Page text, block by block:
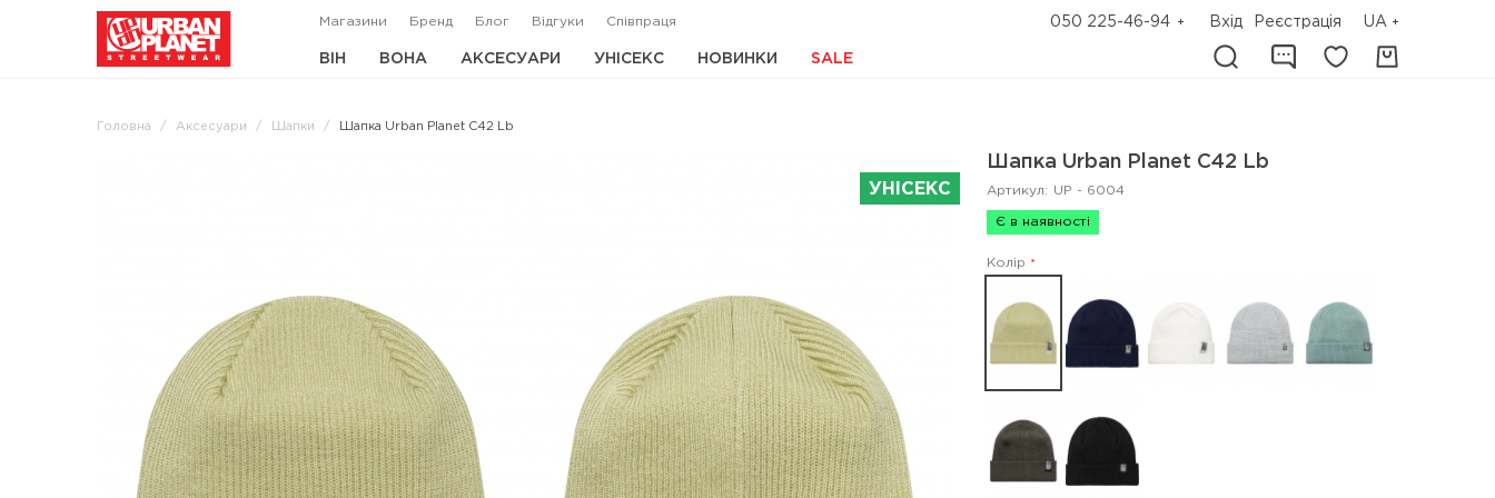
Магазини Бренд Блог Відгуки Співпраця 050 225-46-94 Вхід Реєстрація UA
ВІН ВОНА АКСЕСУАРИ УНІСЕКС НОВИНКИ SALE
Головна Аксесуари Шапки Шапка Urban Planet C42 Lb
УНІСЕКС
Шапка Urban Planet C42 Lb
Артикул: UP - 6004
Є в наявності
Колір